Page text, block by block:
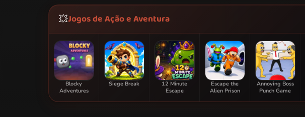
💥Jogos de Ação e Aventura
Blocky
Adventures
Siege Break
12 Minute
Escape
Escape the
Alien Prison
Annoying Boss
Punch Game